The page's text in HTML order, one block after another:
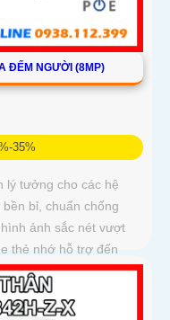
ĐẾM NGƯỜI (8MP)
35%
lý tưởng cho các hệ
bỉ, chuẩn chống
ảnh sắc nét vượt
thẻ nhớ hỗ trợ đến
PoE giúp lắp đặt dễ